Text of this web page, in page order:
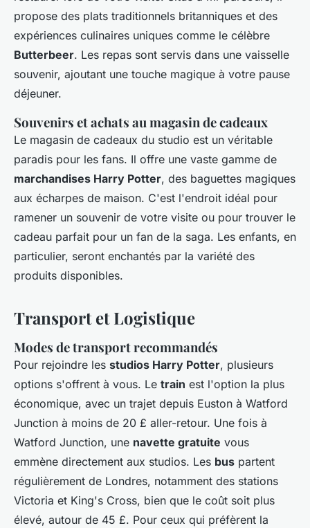
propose des plats traditionnels britanniques et des
expériences culinaires uniques comme le célèbre
Butterbeer. Les repas sont servis dans une vaisselle
souvenir, ajoutant une touche magique à votre pause
déjeuner.
Souvenirs et achats au magasin de cadeaux
Le magasin de cadeaux du studio est un véritable
paradis pour les fans. Il offre une vaste gamme de
marchandises Harry Potter, des baguettes magiques
aux écharpes de maison. C'est l'endroit idéal pour
ramener un souvenir de votre visite ou pour trouver le
cadeau parfait pour un fan de la saga. Les enfants, en
particulier, seront enchantés par la variété des
produits disponibles.
Transport et Logistique
Modes de transport recommandés
Pour rejoindre les studios Harry Potter, plusieurs
options s'offrent à vous. Le train est l'option la plus
économique, avec un trajet depuis Euston à Watford
Junction à moins de 20 £ aller-retour. Une fois à
Watford Junction, une navette gratuite vous
emmène directement aux studios. Les bus partent
régulièrement de Londres, notamment des stations
Victoria et King's Cross, bien que le coût soit plus
élevé, autour de 45 £. Pour ceux qui préfèrent la